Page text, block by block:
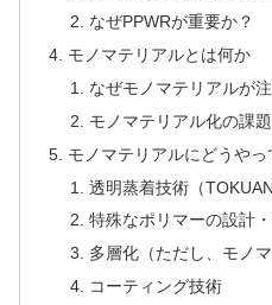
なぜPPWRが重要か？
モノマテリアルとは何か
なぜモノマテリアルが
モノマテリアル化の課題
モノマテリアルにどうや
透明蒸着技術（
特殊なポリマーの設計
多層化（ただし、モノ
コーティング技術